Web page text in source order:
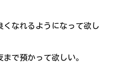
くなれるようになって欲し
で預かって欲しい。